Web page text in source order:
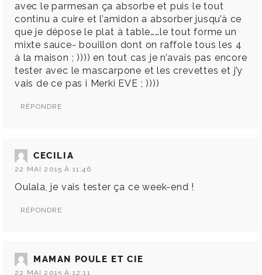
avec le parmesan ça absorbe et puis le tout
continu a cuire et l’amidon a absorber jusqu’à ce
que je dépose le plat à table……le tout forme un
mixte sauce- bouillon dont on raffole tous les 4
à la maison ; )))) en tout cas je n’avais pas encore
tester avec le mascarpone et les crevettes et j’y
vais de ce pas i Merki EVE ; ))))
RÉPONDRE
CECILIA
22 MAI 2015 À 11:46
Oulala, je vais tester ça ce week-end !
RÉPONDRE
MAMAN POULE ET CIE
22 MAI 2015 À 12:11